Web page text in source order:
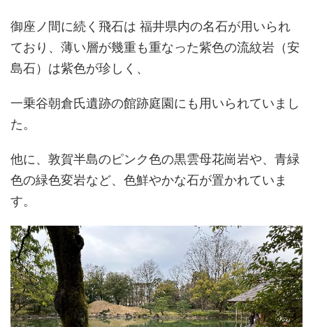
御座ノ間に続く飛石は 福井県内の名石が用いられ
ており、薄い層が幾重も重なった紫色の流紋岩（安
島石）は紫色が珍しく、
一乗谷朝倉氏遺跡の館跡庭園にも用いられていまし
た。
他に、敦賀半島のピンク色の黒雲母花崗岩や、青緑
色の緑色変岩など、色鮮やかな石が置かれていま
す。